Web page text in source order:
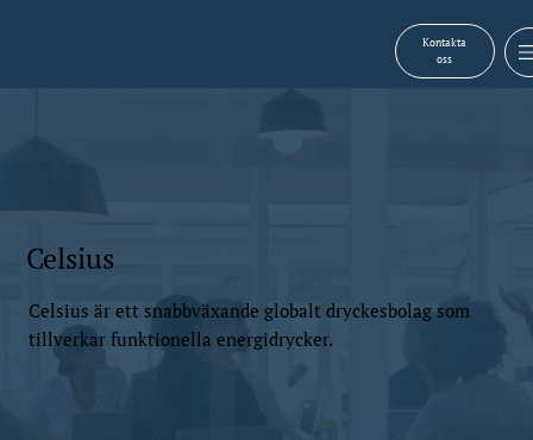
Kontakta
oss
Celsius
Celsius är ett snabbväxande globalt dryckesbolag som
tillverkar funktionella energidrycker.